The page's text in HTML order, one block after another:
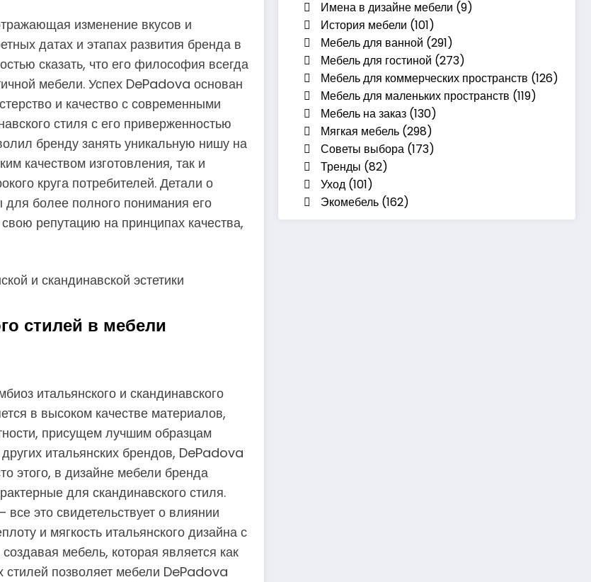
изменение вкусов и
датах и этапах развития бренда в
сказать, что его философия всегда
мебели. Успех DePadova основан
и качество с современными
стиля с его приверженностью
бренду занять уникальную нишу на
качеством изготовления, так и
круга потребителей. Детали о
более полного понимания его
репутацию на принципах качества,
стилей в мебели
итальянского и скандинавского
в высоком качестве материалов,
присущем лучшим образцам
итальянских брендов, DePadova
этого, в дизайне мебели бренда
для скандинавского стиля.
это свидетельствует о влиянии
и мягкость итальянского дизайна с
мебель, которая является как
стилей позволяет мебели DePadova
Имена в дизайне мебели (9)
История мебели (101)
Мебель для ванной (291)
Мебель для гостиной (273)
Мебель для коммерческих пространств (126)
Мебель для маленьких пространств (119)
Мебель на заказ (130)
Мягкая мебель (298)
Советы выбора (173)
Тренды (82)
Уход (101)
Экомебель (162)